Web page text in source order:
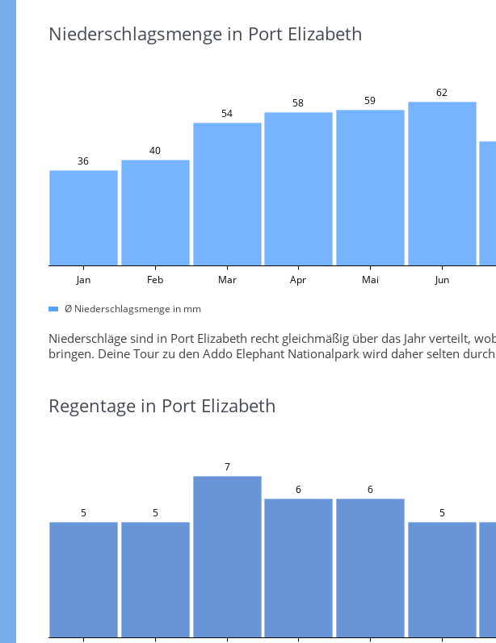
Niederschlagsmenge in Port Elizabeth
36
40
54
58 59
62
Jan Feb Mar Apr Mai Jun
Ø Niederschlagsmenge in mm
Niederschläge sind in Port Elizabeth recht gleichmäßig über das Jahr verteilt,
bringen. Deine Tour zu den Addo Elephant Nationalpark wird daher selten
Regentage in Port Elizabeth
5 5
7
6
6
5